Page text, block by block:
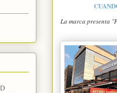
La marca presenta